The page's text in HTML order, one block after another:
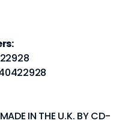
IN THE U.K. BY CD-